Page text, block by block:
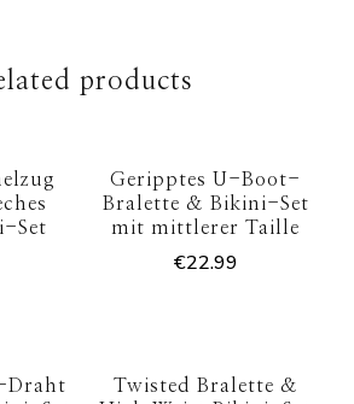
products
Set
Geripptes U-Boot-
Bralette & Bikini-Set
mit mittlerer Taille
€22.99
Draht
Twisted Bralette &